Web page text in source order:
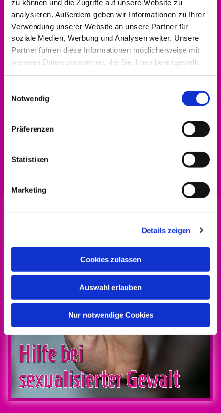
zu können und die Zugriffe auf unsere Website zu
analysieren. Außerdem geben wir Informationen zu Ihrer
Verwendung unserer Website an unsere Partner für
soziale Medien, Werbung und Analysen weiter. Unsere
Partner führen diese Informationen möglicherweise mit
weiteren Daten zusammen, die Sie ihnen bereitgestellt
Notwendig
Präferenzen
Statistiken
Marketing
Details zeigen
Cookies zulassen
Auswahl erlauben
Nur notwendige Cookies
Alle Infos zum Engagement-Förderpreis gibt